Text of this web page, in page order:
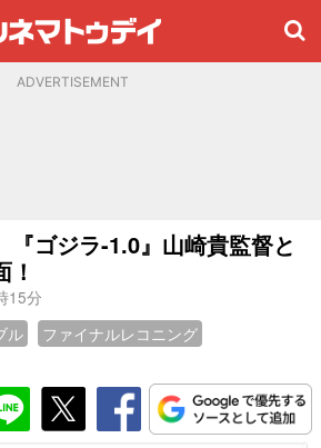
ADVERTISEMENT
『ゴジラ-1.0』山崎貴監督と
15分
ル
ファイナルレコニング